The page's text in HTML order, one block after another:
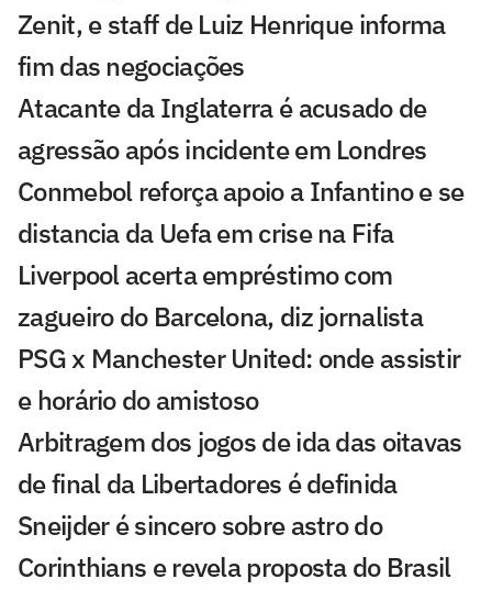
Zenit, e staff de Luiz Henrique informa
fim das negociações
Atacante da Inglaterra é acusado de
agressão após incidente em Londres
Conmebol reforça apoio a Infantino e se
distancia da Uefa em crise na Fifa
Liverpool acerta empréstimo com
zagueiro do Barcelona, diz jornalista
PSG x Manchester United: onde assistir
e horário do amistoso
Arbitragem dos jogos de ida das oitavas
de final da Libertadores é definida
Sneijder é sincero sobre astro do
Corinthians e revela proposta do Brasil